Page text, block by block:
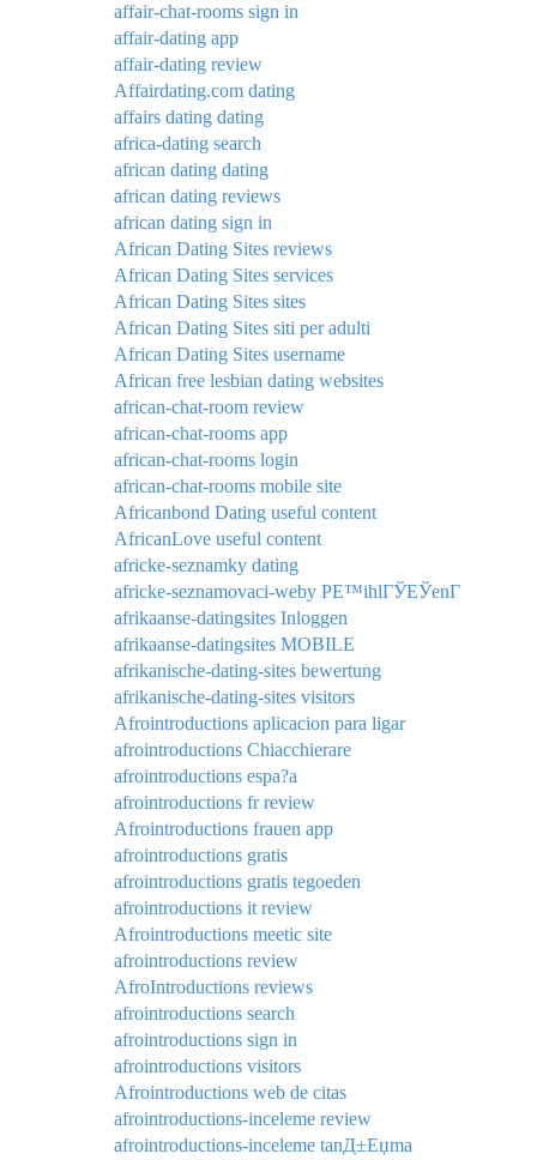
affair-chat-rooms sign in
affair-dating app
affair-dating review
Affairdating.com dating
affairs dating dating
africa-dating search
african dating dating
african dating reviews
african dating sign in
African Dating Sites reviews
African Dating Sites services
African Dating Sites sites
African Dating Sites siti per adulti
African Dating Sites username
African free lesbian dating websites
african-chat-room review
african-chat-rooms app
african-chat-rooms login
african-chat-rooms mobile site
Africanbond Dating useful content
AfricanLove useful content
africke-seznamky dating
africke-seznamovaci-weby PЕ™ihlГЎЕЎenГ­
afrikaanse-datingsites Inloggen
afrikaanse-datingsites MOBILE
afrikanische-dating-sites bewertung
afrikanische-dating-sites visitors
Afrointroductions aplicacion para ligar
afrointroductions Chiacchierare
afrointroductions espa?a
afrointroductions fr review
Afrointroductions frauen app
afrointroductions gratis
afrointroductions gratis tegoeden
afrointroductions it review
Afrointroductions meetic site
afrointroductions review
AfroIntroductions reviews
afrointroductions search
afrointroductions sign in
afrointroductions visitors
Afrointroductions web de citas
afrointroductions-inceleme review
afrointroductions-inceleme tanД±Еџma